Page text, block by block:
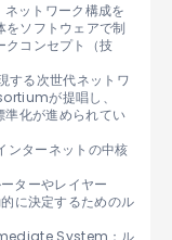
ットワーク構成を
ソフトウェアで制
クコンセプト（技
する次世代ネットワ
が提唱し、
化が進められてい
ターネットの中核
ターやレイヤー
に決定するためのル
System：ル